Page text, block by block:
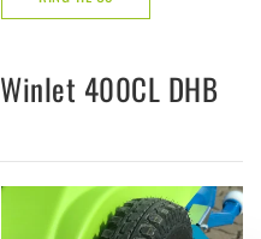
400CL DHB